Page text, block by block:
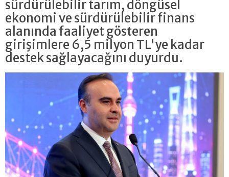
sürdürülebilir tarım, döngüsel
ekonomi ve sürdürülebilir finans
alanında faaliyet gösteren
girişimlere 6,5 milyon TL'ye kadar
destek sağlayacağını duyurdu.